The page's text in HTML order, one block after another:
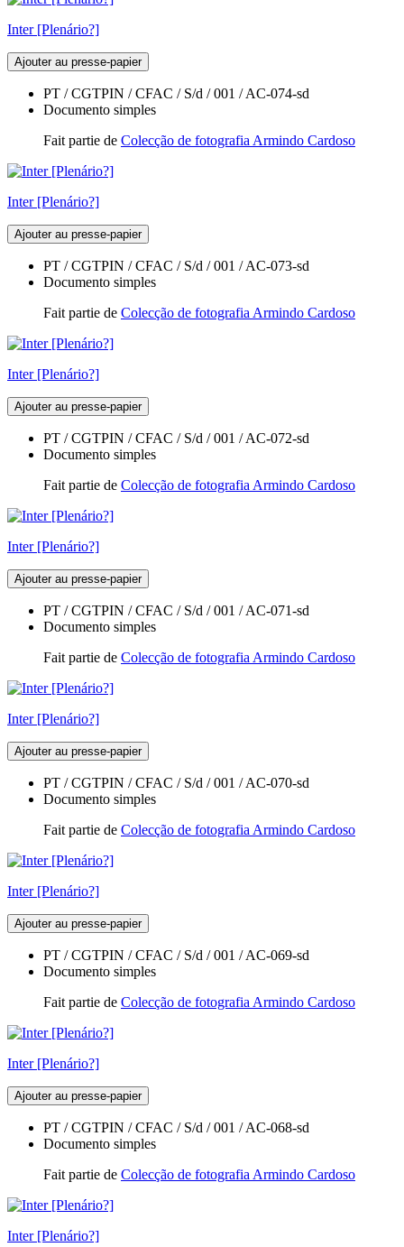
Inter [Plenário?]
Ajouter au presse-papier
PT / CGTPIN / CFAC / S/d / 001 / AC-074-sd
Documento simples
Fait partie de Colecção de fotografia Armindo Cardoso
Inter [Plenário?]
Ajouter au presse-papier
PT / CGTPIN / CFAC / S/d / 001 / AC-073-sd
Documento simples
Fait partie de Colecção de fotografia Armindo Cardoso
Inter [Plenário?]
Ajouter au presse-papier
PT / CGTPIN / CFAC / S/d / 001 / AC-072-sd
Documento simples
Fait partie de Colecção de fotografia Armindo Cardoso
Inter [Plenário?]
Ajouter au presse-papier
PT / CGTPIN / CFAC / S/d / 001 / AC-071-sd
Documento simples
Fait partie de Colecção de fotografia Armindo Cardoso
Inter [Plenário?]
Ajouter au presse-papier
PT / CGTPIN / CFAC / S/d / 001 / AC-070-sd
Documento simples
Fait partie de Colecção de fotografia Armindo Cardoso
Inter [Plenário?]
Ajouter au presse-papier
PT / CGTPIN / CFAC / S/d / 001 / AC-069-sd
Documento simples
Fait partie de Colecção de fotografia Armindo Cardoso
Inter [Plenário?]
Ajouter au presse-papier
PT / CGTPIN / CFAC / S/d / 001 / AC-068-sd
Documento simples
Fait partie de Colecção de fotografia Armindo Cardoso
Inter [Plenário?]